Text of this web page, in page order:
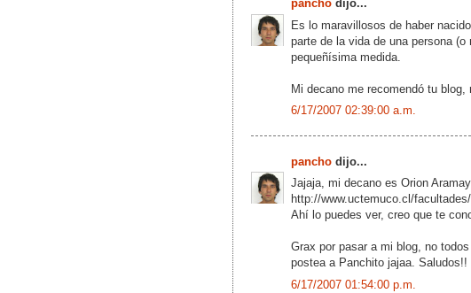
pancho dijo...
Es lo maravillosos de haber
parte de la vida de una persona
pequeñísima medida.
Mi decano me recomendó tu
6/17/2007 02:39:00 a.m.
pancho dijo...
Jajaja, mi decano es Orion
http://www.uctemuco.cl/
Ahí lo puedes ver, creo que te
Grax por pasar a mi blog, no
postea a Panchito jajaa. Saludos!!
6/17/2007 01:54:00 p.m.